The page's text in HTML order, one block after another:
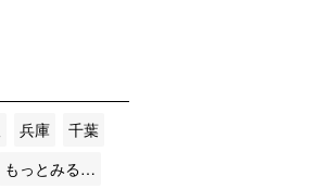
兵庫
千葉
もっとみる…